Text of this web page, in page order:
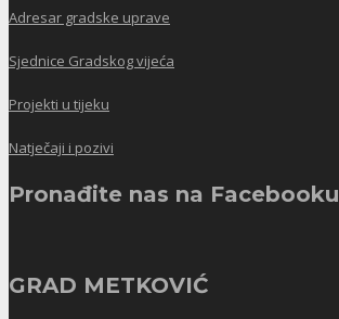
Adresar gradske uprave
Sjednice Gradskog vijeća
Projekti u tijeku
Natječaji i pozivi
Pronađite nas na Facebooku
GRAD METKOVIĆ